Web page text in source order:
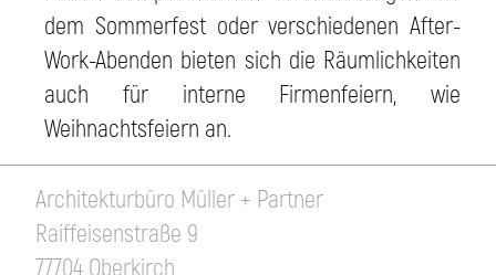
dem Sommerfest oder verschiedenen After-
Work-Abenden bieten sich die Räumlichkeiten
auch für interne Firmenfeiern, wie
Weihnachtsfeiern an.
Architekturbüro Müller + Partner
Raiffeisenstraße 9
77704 Oberkirch